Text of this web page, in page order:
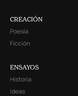
CREACIÓN
Poesía
Ficción
ENSAYOS
Historia
Ideas